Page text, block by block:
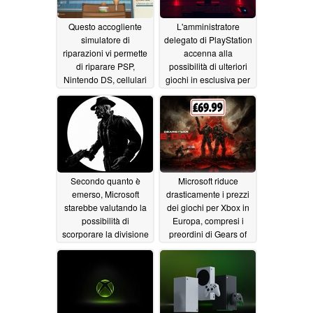
Questo accogliente
simulatore di
riparazioni vi permette
di riparare PSP,
Nintendo DS, cellulari
dispositivi tecnologici
retrò nell’Akihabara
degli anni 2000
06/20/2026
L'amministratore
delegato di PlayStation
accenna alla
possibilità di ulteriori
giochi in esclusiva per
PC proseguiranno
06/19/2026
Secondo quanto è
emerso, Microsoft
starebbe valutando la
possibilità di
scorporare la divisione
videogiochi06/17/2026
Microsoft riduce
drasticamente i prezzi
dei giochi per Xbox in
Europa, compresi i
preordini di Gears of
06/16/2026